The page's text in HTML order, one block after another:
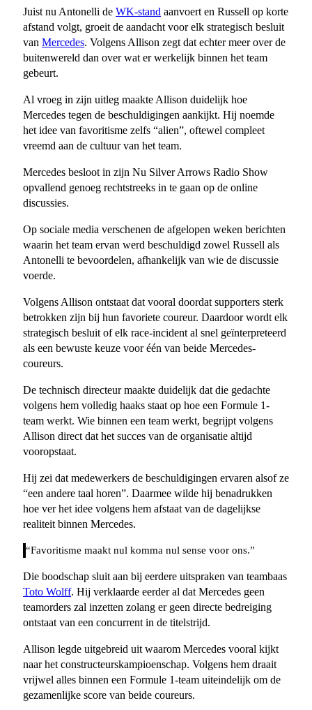
Juist nu Antonelli de WK-stand aanvoert en Russell op korte
afstand volgt, groeit de aandacht voor elk strategisch besluit
van Mercedes. Volgens Allison zegt dat echter meer over de
buitenwereld dan over wat er werkelijk binnen het team
gebeurt.
Al vroeg in zijn uitleg maakte Allison duidelijk hoe
Mercedes tegen de beschuldigingen aankijkt. Hij noemde
het idee van favoritisme zelfs “alien”, oftewel compleet
vreemd aan de cultuur van het team.
Mercedes besloot in zijn Nu Silver Arrows Radio Show
opvallend genoeg rechtstreeks in te gaan op de online
discussies.
Op sociale media verschenen de afgelopen weken berichten
waarin het team ervan werd beschuldigd zowel Russell als
Antonelli te bevoordelen, afhankelijk van wie de discussie
voerde.
Volgens Allison ontstaat dat vooral doordat supporters sterk
betrokken zijn bij hun favoriete coureur. Daardoor wordt elk
strategisch besluit of elk race-incident al snel geïnterpreteerd
als een bewuste keuze voor één van beide Mercedes-
coureurs.
De technisch directeur maakte duidelijk dat die gedachte
volgens hem volledig haaks staat op hoe een Formule 1-
team werkt. Wie binnen een team werkt, begrijpt volgens
Allison direct dat het succes van de organisatie altijd
vooropstaat.
Hij zei dat medewerkers de beschuldigingen ervaren alsof ze
“een andere taal horen”. Daarmee wilde hij benadrukken
hoe ver het idee volgens hem afstaat van de dagelijkse
realiteit binnen Mercedes.
“Favoritisme maakt nul komma nul sense voor ons.”
Die boodschap sluit aan bij eerdere uitspraken van teambaas
Toto Wolff. Hij verklaarde eerder al dat Mercedes geen
teamorders zal inzetten zolang er geen directe bedreiging
ontstaat van een concurrent in de titelstrijd.
Allison legde uitgebreid uit waarom Mercedes vooral kijkt
naar het constructeurskampioenschap. Volgens hem draait
vrijwel alles binnen een Formule 1-team uiteindelijk om de
gezamenlijke score van beide coureurs.